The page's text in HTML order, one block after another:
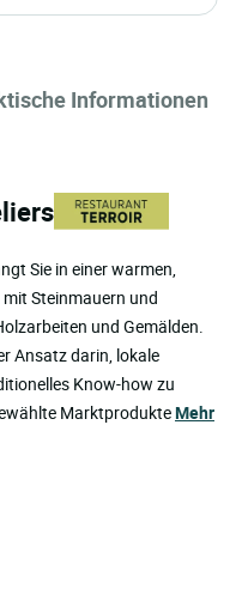
Informationen
Sie in einer warmen,
Steinmauern und
und Gemälden.
Ansatz darin, lokale
Know-how zu
MarktprodukteMehr